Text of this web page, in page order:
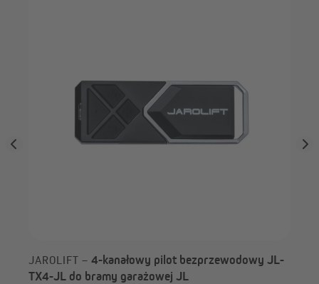
JAROLIFT odbiornik radiowy
przycisk podwójny TDRR 02W
JAROLIFT – 4-kanałowy pilot bezprzewodowy JL-
TX4-JL do bramy garażowej JL